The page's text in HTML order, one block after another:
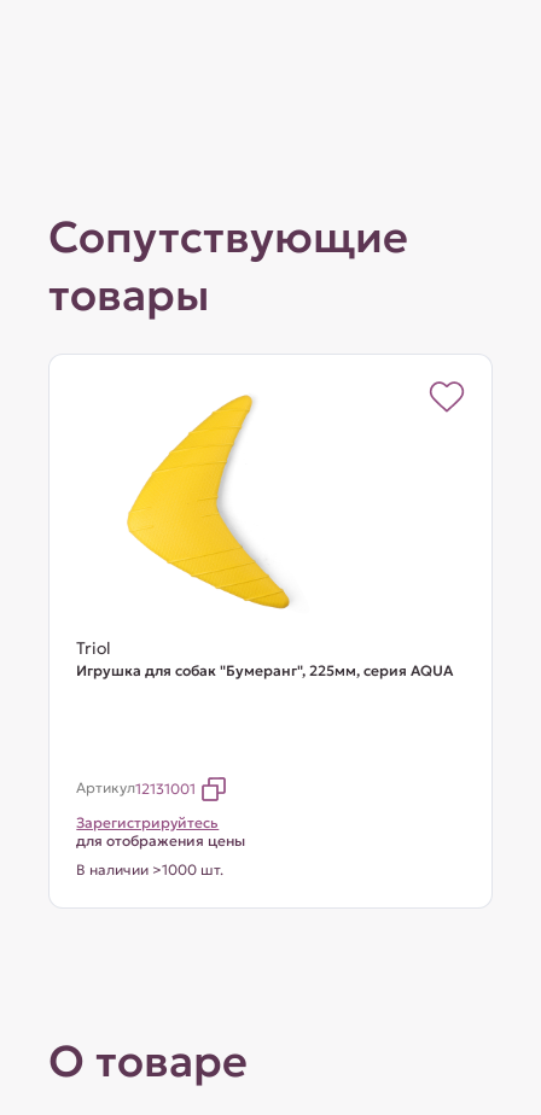
Сопутствующие
товары
Triol
Игрушка для собак "Бумеранг", 225мм, серия AQUA
Артикул12131001
Зарегистрируйтесь
для отображения цены
В наличии >1000 шт.
О товаре